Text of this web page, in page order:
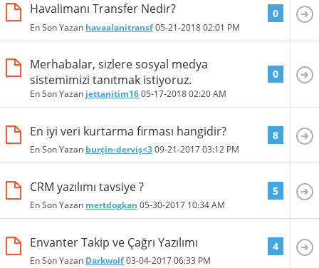
Havalimanı Transfer Nedir?
En Son Yazan havaalanitransf05-21-201802:01 PM
0
Merhabalar, sizlere sosyal medya
sistemimizi tanıtmak istiyoruz.
En Son Yazan jettanitim1605-17-201802:20 AM
0
En iyi veri kurtarma firması hangidir?
En Son Yazan burçin-derviş<309-21-201703:12 PM
8
CRM yazılımı tavsiye ?
En Son Yazan mertdogkan 05-30-2017 10:34 AM
5
Envanter Takip ve Çağrı Yazılımı
En Son Yazan Darkwolf03-04-201706:33 PM
4